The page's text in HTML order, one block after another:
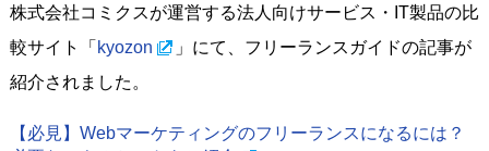
株式会社コミクスが運営する法人向けサービス・IT製品の比
較サイト「 kyozon
」にて、フリーランスガイドの記事が
紹介されました。
【必見】Webマーケティングのフリーランスになるには？